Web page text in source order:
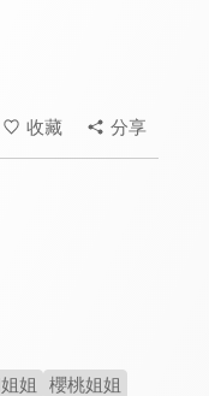
收藏 分享
姐
櫻桃姐姐